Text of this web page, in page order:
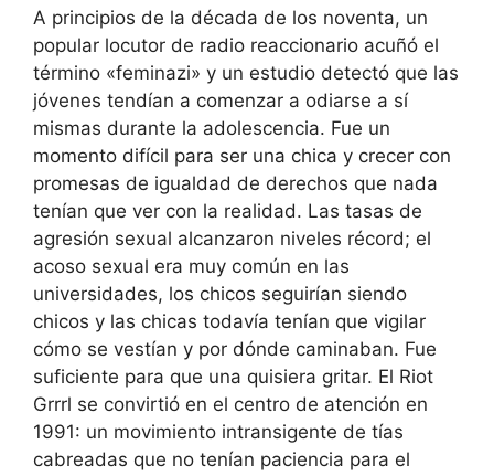
GRRRL.
Sara
Marcus
cantidad
A principios de la década de los noventa, un
popular locutor de radio reaccionario acuñó el
término «feminazi» y un estudio detectó que las
jóvenes tendían a comenzar a odiarse a sí
mismas durante la adolescencia. Fue un
momento difícil para ser una chica y crecer con
promesas de igualdad de derechos que nada
tenían que ver con la realidad. Las tasas de
agresión sexual alcanzaron niveles récord; el
acoso sexual era muy común en las
universidades, los chicos seguirían siendo
chicos y las chicas todavía tenían que vigilar
cómo se vestían y por dónde caminaban. Fue
suficiente para que una quisiera gritar. El Riot
Grrrl se convirtió en el centro de atención en
1991: un movimiento intransigente de tías
cabreadas que no tenían paciencia para el